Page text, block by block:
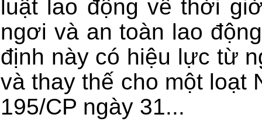
luật lao động về thời
ngơi và an toàn lao
định này có hiệu lực từ
và thay thế cho một loạt
195/CP ngày 31...